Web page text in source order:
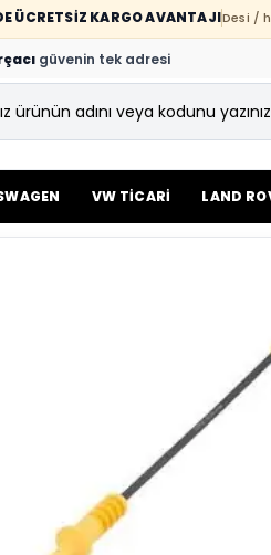
ÜCRETSİZ KARGO AVANTAJIDesi /
güvenin tek adresi
VW TİCARİ LAND